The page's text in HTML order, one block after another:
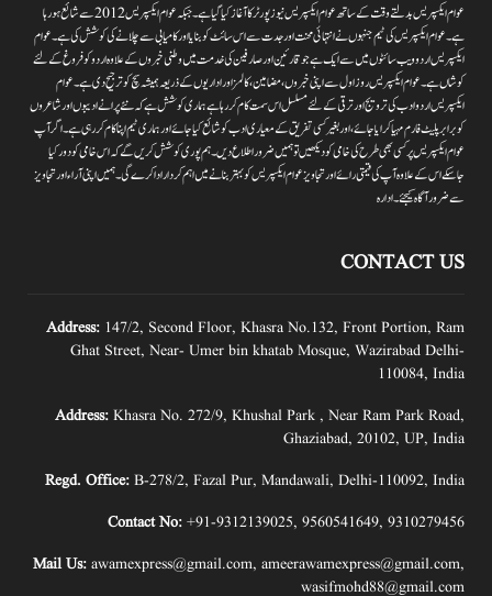
عوام ایکسپریس بدلتے وقت کے ساتھ عوام ایکسپریس نیوز پورٹر کا آغاز کیا گیا ہے۔جبکہ عوام ایکسپریس 2012سے شائع ہورہا
ہے۔ عوام ایکسپریس کی ٹیم جنہوں نے انتہائی محنت اور جدت سے اس سائٹ کو بنایا اور کامیابی سے چلانے کی کوشش کی ہے۔عوام
ایکسپریس اردو ویب سائٹوں میں سے ایک ہے جو قارئین اور صارفین کی خدمت میں وطنی خبروں کے علاوہ اردو کو فروغ کے لئے
کوشاں ہے۔عوام ایکسپریس روز اول سے اپنی خبروں ،مضامین ،کالمز اور اداریوں کے ذریعہ ہمیشہ سچ کو ترجیح دی ہے۔عوام
ایکسپریس اردو ادب کی ترویج اور ترقی کے لئے مسلسل اس سمت کام کر رہا ہے ہماری کوشش ہے کہ نئے پرانے ادیبوں اور شاعروں
کو برابر پلیٹ فارم مہیا کرایا جائے،اور بغیر کسی تفریق کے معیاری ادب کو شائع کیا جائے اور ہماری ٹیم اپنا کام کر رہی ہے۔اگر آپ
عوام ایکسپریس پر کسی بھی طرح کی خامی کو دیکھیں تو ہمیں ضرور اطلاع دیں۔ہم پوری کوشش کریں گے کہ اس خامی کو دور کیا
جاسکے اس کے علاوہ آپ کی قیمتی رائے اور تجاویز عوام ایکسپریس کو بہتر بنانے میں اہم کردار اداکرے گی۔ہمیں اپنی آراءاور تجاویز
سے ضرور آگاہ کیجئے۔ ادارہ
CONTACT US
Address: 147/2, Second Floor, Khasra No.132, Front Portion, Ram
Ghat Street, Near- Umer bin khatab Mosque, Wazirabad Delhi-
110084, India
Address: Khasra No. 272/9, Khushal Park , Near Ram Park Road,
Ghaziabad, 20102, UP, India
Regd. Office: B-278/2, Fazal Pur, Mandawali, Delhi-110092, India
Contact No: +91-9312139025, 9560541649, 9310279456
Mail Us: awamexpress@gmail.com, ameerawamexpress@gmail.com,
wasifmohd88@gmail.com